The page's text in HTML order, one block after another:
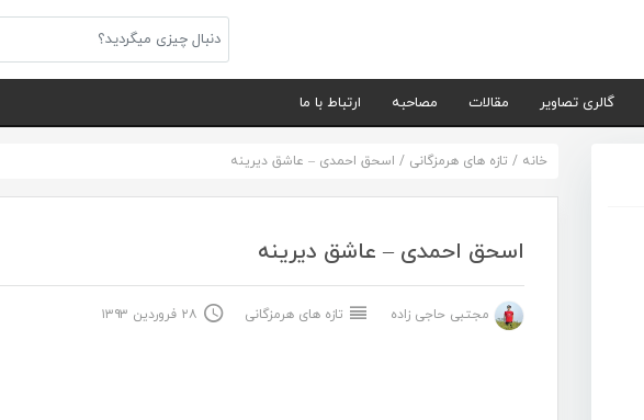
گالری تصاویر مقالات مصاحبه ارتباط با ما
خانه / تازه های هرمزگانی / اسحق احمدی – عاشق دیرینه
اسحق احمدی – عاشق دیرینه
مجتبی حاجی زاده تازه های هرمزگانی ۲۸ فروردین ۱۳۹۳